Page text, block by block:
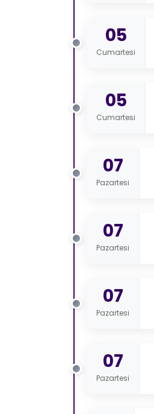
05
Cumartesi
05
Cumartesi
07
Pazartesi
07
Pazartesi
07
Pazartesi
07
Pazartesi